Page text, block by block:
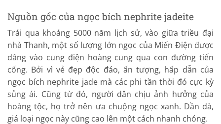
Nguồn gốc của ngọc bích nephrite jadeite
Trải qua khoảng 5000 năm lịch sử, vào giữa triều đại
nhà Thanh, một số lượng lớn ngọc của Miến Điện được
dâng vào cung điện hoàng cung qua con đường tiến
cống. Bởi vì vẻ đẹp độc đáo, ấn tượng, hấp dẫn của
ngọc bích nephrite jade mà các phi tần thời đó cực kỳ
sủng ái. Cũng từ đó, người dân chịu ảnh hưởng của
hoàng tộc, họ trở nên ưa chuộng ngọc xanh. Dần dà,
giá loại ngọc này cũng cao lên một cách nhanh chóng.